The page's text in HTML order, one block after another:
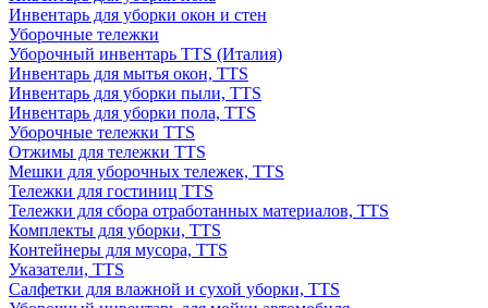
Инвентарь для уборки окон и стен
Уборочные тележки
Уборочный инвентарь TTS (Италия)
Инвентарь для мытья окон, TTS
Инвентарь для уборки пыли, TTS
Инвентарь для уборки пола, TTS
Уборочные тележки TTS
Отжимы для тележки TTS
Мешки для уборочных тележек, TTS
Тележки для гостиниц TTS
Тележки для сбора отработанных материалов, TTS
Комплекты для уборки, TTS
Контейнеры для мусора, TTS
Указатели, TTS
Салфетки для влажной и сухой уборки, TTS